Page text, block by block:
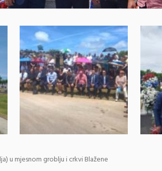
u mjesnom groblju i crkvi Blažene